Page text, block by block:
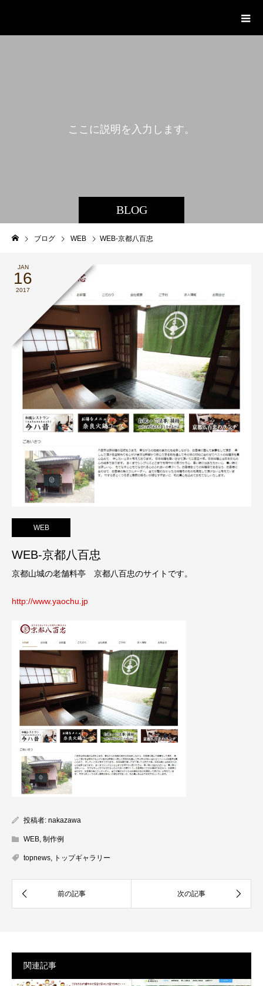
BLOG
こ こ に説明 を 入 力 し ま す。
ブログ WEB WEB-京都八百忠
JAN
16
2017
WEB
WEB-京都八百忠
京都山城の老舗料亭 京都八百忠のサイトです。
http://www.yaochu.jp
投稿者: nakazawa
WEB 制作例
topnews トップギャラリー
関連記事